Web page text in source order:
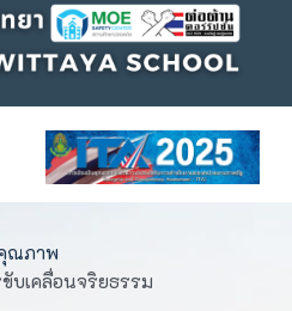
ณภาพ
บเคลื่อนจริยธรรม